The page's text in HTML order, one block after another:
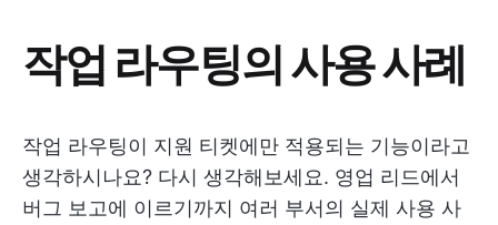
작업 라우팅의 사용 사례
작업 라우팅이 지원 티켓에만 적용되는 기능이라고
생각하시나요? 다시 생각해보세요. 영업 리드에서
버그 보고에 이르기까지 여러 부서의 실제 사용 사